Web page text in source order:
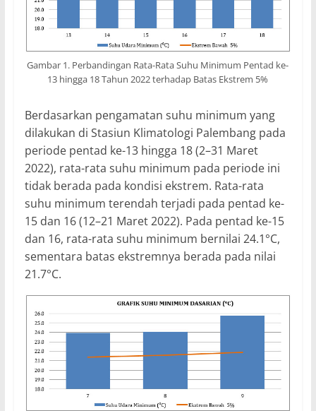
Gambar 1. Perbandingan Rata-Rata Suhu Minimum Pentad ke-
13 hingga 18 Tahun 2022 terhadap Batas Ekstrem 5%
Berdasarkan pengamatan suhu minimum yang
dilakukan di Stasiun Klimatologi Palembang pada
periode pentad ke-13 hingga 18 (2–31 Maret
2022), rata-rata suhu minimum pada periode ini
tidak berada pada kondisi ekstrem. Rata-rata
suhu minimum terendah terjadi pada pentad ke-
15 dan 16 (12–21 Maret 2022). Pada pentad ke-15
dan 16, rata-rata suhu minimum bernilai 24.1°C,
sementara batas ekstremnya berada pada nilai
21.7°C.